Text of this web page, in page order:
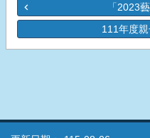
「2023
111年度